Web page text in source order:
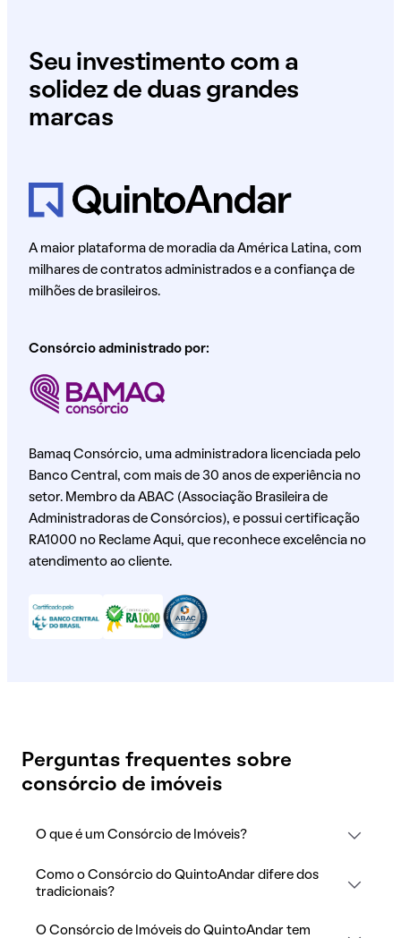
Seu investimento com a
solidez de duas grandes
marcas
A maior plataforma de moradia da América Latina, com
milhares de contratos administrados e a confiança de
milhões de brasileiros.
Consórcio administrado por:
Bamaq Consórcio, uma administradora licenciada pelo
Banco Central, com mais de 30 anos de experiência no
setor. Membro da ABAC (Associação Brasileira de
Administradoras de Consórcios), e possui certificação
RA1000 no Reclame Aqui, que reconhece excelência no
atendimento ao cliente.
Perguntas frequentes sobre
consórcio de imóveis
O que é um Consórcio de Imóveis?
Como o Consórcio do QuintoAndar difere dos
tradicionais?
O Consórcio de Imóveis do QuintoAndar tem